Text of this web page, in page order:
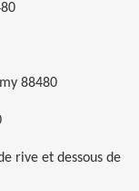
88480
rive et dessous de